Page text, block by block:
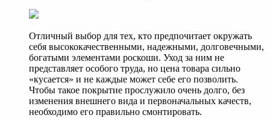
Отличный выбор для тех, кто предпочитает окружать
себя высококачественными, надежными, долговечными,
богатыми элементами роскоши. Уход за ним не
представляет особого труда, но цена товара сильно
«кусается» и не каждые может себе его позволить.
Чтобы такое покрытие прослужило очень долго, без
изменения внешнего вида и первоначальных качеств,
необходимо его правильно смонтировать.